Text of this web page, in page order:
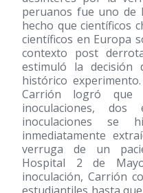
peruanos fue uno de
hecho que científicos
científicos en Europa
contexto post
estimuló la decisión
histórico
Carrión logró que
inoculaciones,
inoculaciones se
inmediatamente
verruga de un
Hospital 2 de
inoculación, Carrión